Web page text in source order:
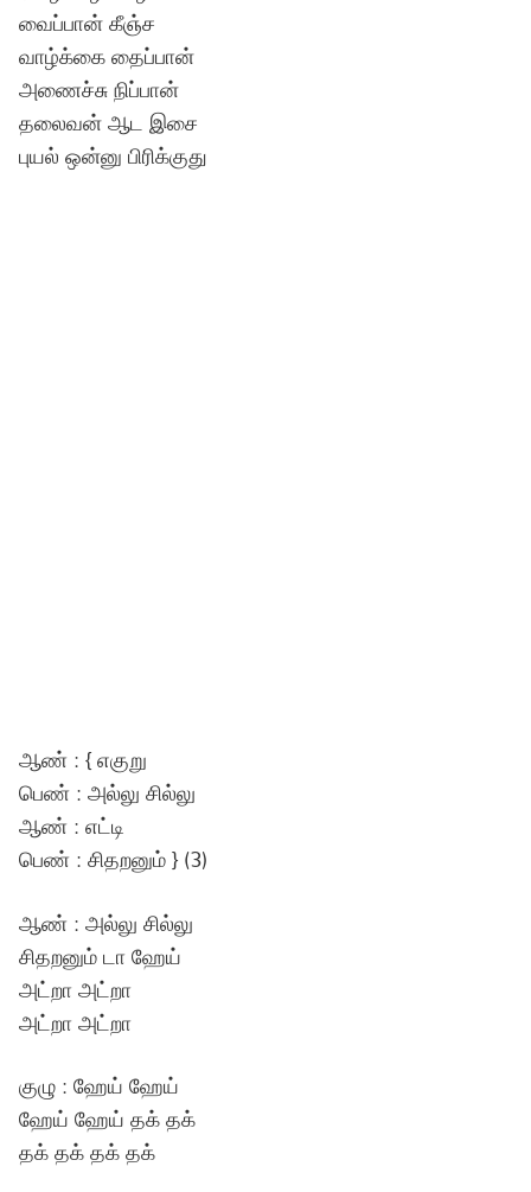
வைப்பான் கீஞ்ச
வாழ்க்கை தைப்பான்
அணைச்சு நிப்பான்
தலைவன் ஆட இசை
புயல் ஒன்னு பிரிக்குது
ஆண் : { எகுறு
பெண் : அல்லு சில்லு
ஆண் : எட்டி
பெண் : சிதறனும் } (3)
ஆண் : அல்லு சில்லு
சிதறனும் டா ஹேய்
அட்றா அட்றா
அட்றா அட்றா
குழு : ஹேய் ஹேய்
ஹேய் ஹேய் தக் தக்
தக் தக் தக் தக்